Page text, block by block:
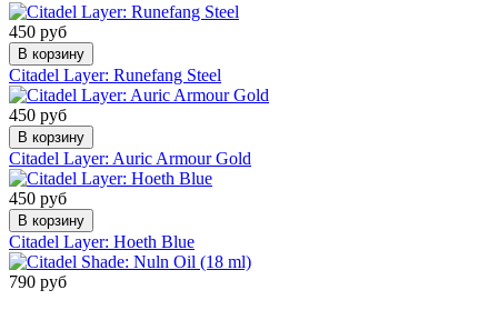
450 руб
В корзину
Citadel Layer: Runefang Steel
450 руб
В корзину
Citadel Layer: Auric Armour Gold
450 руб
В корзину
Citadel Layer: Hoeth Blue
790 руб